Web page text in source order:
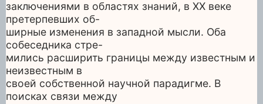
заключениями в областях знаний, в ХХ веке
претерпевших об-
ширные изменения в западной мысли. Оба
собеседника стре-
мились расширить границы между известным и
неизвестным в
своей собственной научной парадигме. В
поисках связи между